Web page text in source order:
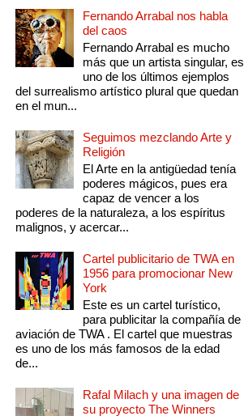
Fernando Arrabal nos habla
del caos
Fernando Arrabal es mucho
más que un artista singular, es
uno de los últimos ejemplos
del surrealismo artístico plural que quedan
en el mun...
Seguimos mezclando Arte y
Religión
El Arte en la antigüedad tenía
poderes mágicos, pues era
capaz de vencer a los
poderes de la naturaleza, a los espíritus
malignos, y acercar...
Cartel publicitario de TWA en
1956 para promocionar New
York
Este es un cartel turístico,
para publicitar la compañía de
aviación de TWA . El cartel que muestras
es uno de los más famosos de la edad
de...
Rafal Milach y una imagen de
su proyecto The Winners